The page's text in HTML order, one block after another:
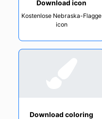
Download icon
Kostenlose Nebraska-Flagge
icon
Download coloring